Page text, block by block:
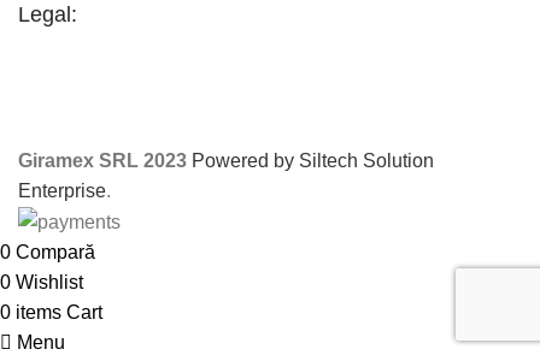
Legal:
Giramex SRL 2023 Powered by Siltech Solution
Enterprise.
0 Compară
0 Wishlist
0 items Cart
Menu